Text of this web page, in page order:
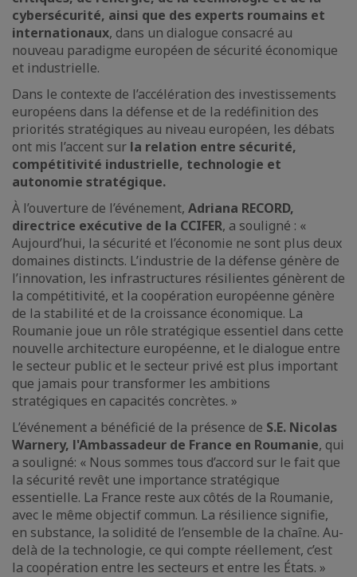
cybersécurité, ainsi que des experts roumains et
internationaux, dans un dialogue consacré au
nouveau paradigme européen de sécurité économique
et industrielle.
Dans le contexte de l’accélération des investissements
européens dans la défense et de la redéfinition des
priorités stratégiques au niveau européen, les débats
ont mis l’accent sur la relation entre sécurité,
compétitivité industrielle, technologie et
autonomie stratégique.
À l’ouverture de l’événement, Adriana RECORD,
directrice exécutive de la CCIFER, a souligné : «
Aujourd’hui, la sécurité et l’économie ne sont plus deux
domaines distincts. L’industrie de la défense génère de
l’innovation, les infrastructures résilientes génèrent de
la compétitivité, et la coopération européenne génère
de la stabilité et de la croissance économique. La
Roumanie joue un rôle stratégique essentiel dans cette
nouvelle architecture européenne, et le dialogue entre
le secteur public et le secteur privé est plus important
que jamais pour transformer les ambitions
stratégiques en capacités concrètes. »
L’événement a bénéficié de la présence de S.E. Nicolas
Warnery, l'Ambassadeur de France en Roumanie, qui
a souligné: « Nous sommes tous d’accord sur le fait que
la sécurité revêt une importance stratégique
essentielle. La France reste aux côtés de la Roumanie,
avec le même objectif commun. La résilience signifie,
en substance, la solidité de l’ensemble de la chaîne. Au-
delà de la technologie, ce qui compte réellement, c’est
la coopération entre les secteurs et entre les États. »